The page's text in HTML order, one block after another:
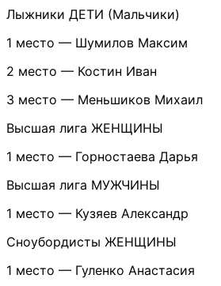
Лыжники ДЕТИ (Мальчики)
1 место — Шумилов Максим
2 место — Костин Иван
3 место — Меньшиков Михаил
Высшая лига ЖЕНЩИНЫ
1 место — Горностаева Дарья
Высшая лига МУЖЧИНЫ
1 место — Кузяев Александр
Сноубордисты ЖЕНЩИНЫ
1 место — Гуленко Анастасия